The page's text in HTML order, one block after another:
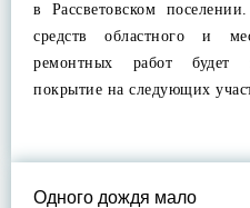
в Рассветовском
средств областного и
ремонтных работ будет
покрытие на следующих
Одного дождя мало